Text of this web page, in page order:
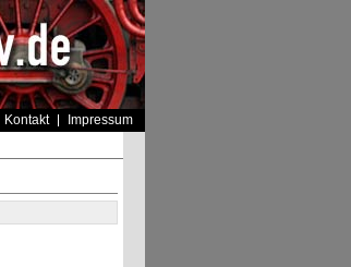
Kontakt Impressum